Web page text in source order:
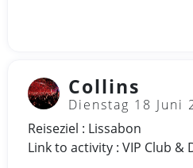
Collins
Dienstag 18 Juni
Reiseziel : Lissabon
Link to activity : VIP Club &